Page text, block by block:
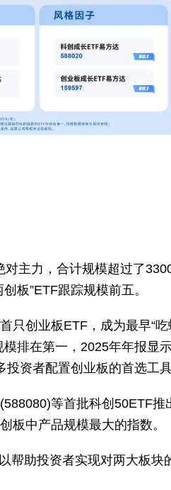
主力，合计规模超过了
板”ETF跟踪规模前五。
只创业板ETF，成为最早“
排在第一，2025年年报显
资者配置创业板的首选工具
等首批科创50ETF
板中产品规模最大的指数。
帮助投资者实现对两大板